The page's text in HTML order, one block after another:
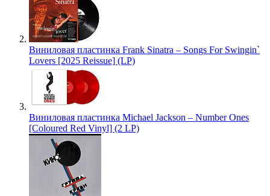
Виниловая пластинка Frank Sinatra – Songs For Swingin`
Lovers [2025 Reissue] (LP)
Виниловая пластинка Michael Jackson – Number Ones
[Coloured Red Vinyl] (2 LP)